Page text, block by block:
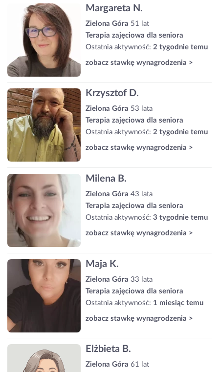
Margareta N.
Zielona Góra 51 lat
Terapia zajęciowa dla seniora
Ostatnia aktywność: 2 tygodnie temu
zobacz stawkę wynagrodzenia >
Krzysztof D.
Zielona Góra 53 lata
Terapia zajęciowa dla seniora
Ostatnia aktywność: 2 tygodnie temu
zobacz stawkę wynagrodzenia >
Milena B.
Zielona Góra 43 lata
Terapia zajęciowa dla seniora
Ostatnia aktywność: 3 tygodnie temu
zobacz stawkę wynagrodzenia >
Maja K.
Zielona Góra 33 lata
Terapia zajęciowa dla seniora
Ostatnia aktywność: 1 miesiąc temu
zobacz stawkę wynagrodzenia >
Elżbieta B.
Zielona Góra 61 lat